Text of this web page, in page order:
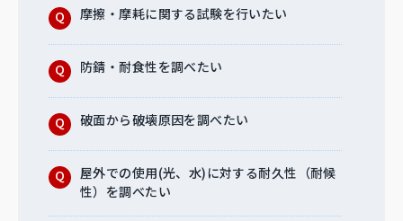
摩擦・摩耗に関する試験を行いたい
防錆・耐食性を調べたい
破面から破壊原因を調べたい
屋外での使用(光、水)に対する耐久性（耐候
性）を調べたい